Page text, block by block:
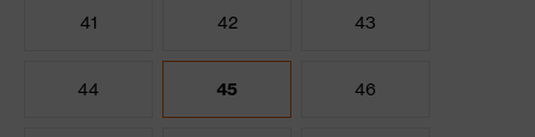
41 42 43
44 45 46